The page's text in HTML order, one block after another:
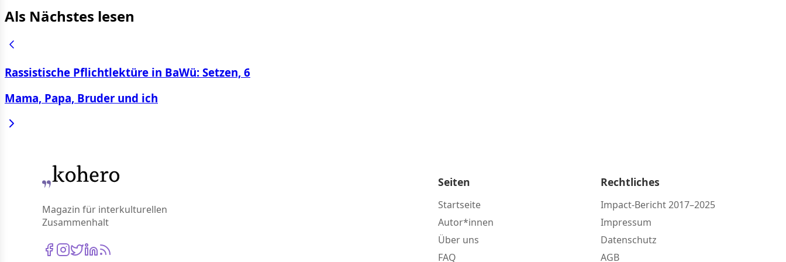
Als Nächstes lesen
Rassistische Pflichtlektüre in BaWü: Setzen, 6
Mama, Papa, Bruder und ich
Magazin für interkulturellen
Zusammenhalt
Seiten
Startseite
Autor*innen
Über uns
FAQ
Rechtliches
Impact-Bericht 2017–2025
Impressum
Datenschutz
AGB